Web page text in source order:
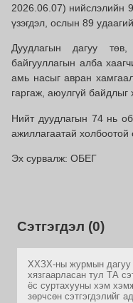
2026.06.07) нийслэлийн
үзэгдэл, ослын 89
Дуудлагын дагуу
байгууллагын алба
амь насыг авран
гаргаж, аюулгүй байдлыг
Нийт дуудлагын 74 нь
ажиллагаатай холбоотой
Эх сурвалж: ОБЕГ
Сэтгэгдэл (0)
ХХЗХ-ны журмын дагуу
хязгаарласан тул ТА
ёс суртахууны хэм
зөрчсөн сэтгэгдэлийг